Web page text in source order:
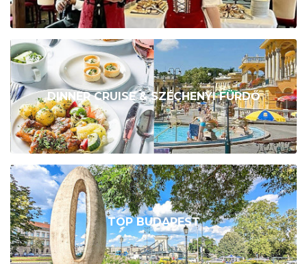
DINNER CRUISE & SZÉCHENYI FÜRDŐ
TOP BUDAPEST